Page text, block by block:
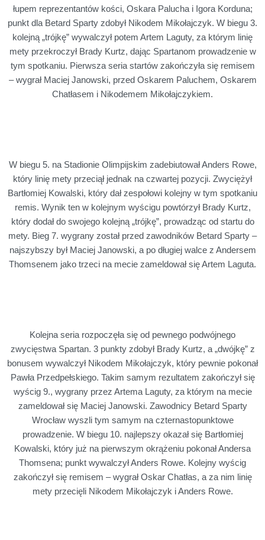
łupem reprezentantów kości, Oskara Palucha i Igora Korduna;
punkt dla Betard Sparty zdobył Nikodem Mikołajczyk. W biegu 3.
kolejną „trójkę” wywalczył potem Artem Laguty, za którym linię
mety przekroczył Brady Kurtz, dając Spartanom prowadzenie w
tym spotkaniu. Pierwsza seria startów zakończyła się remisem
– wygrał Maciej Janowski, przed Oskarem Paluchem, Oskarem
Chatłasem i Nikodemem Mikołajczykiem.
W biegu 5. na Stadionie Olimpijskim zadebiutował Anders Rowe,
który linię mety przeciął jednak na czwartej pozycji. Zwyciężył
Bartłomiej Kowalski, który dał zespołowi kolejny w tym spotkaniu
remis. Wynik ten w kolejnym wyścigu powtórzył Brady Kurtz,
który dodał do swojego kolejną „trójkę”, prowadząc od startu do
mety. Bieg 7. wygrany został przed zawodników Betard Sparty –
najszybszy był Maciej Janowski, a po długiej walce z Andersem
Thomsenem jako trzeci na mecie zameldował się Artem Laguta.
Kolejna seria rozpoczęła się od pewnego podwójnego
zwycięstwa Spartan. 3 punkty zdobył Brady Kurtz, a „dwójkę” z
bonusem wywalczył Nikodem Mikołajczyk, który pewnie pokonał
Pawła Przedpełskiego. Takim samym rezultatem zakończył się
wyścig 9., wygrany przez Artema Laguty, za którym na mecie
zameldował się Maciej Janowski. Zawodnicy Betard Sparty
Wrocław wyszli tym samym na czternastopunktowe
prowadzenie. W biegu 10. najlepszy okazał się Bartłomiej
Kowalski, który już na pierwszym okrążeniu pokonał Andersa
Thomsena; punkt wywalczył Anders Rowe. Kolejny wyścig
zakończył się remisem – wygrał Oskar Chatłas, a za nim linię
mety przecięli Nikodem Mikołajczyk i Anders Rowe.